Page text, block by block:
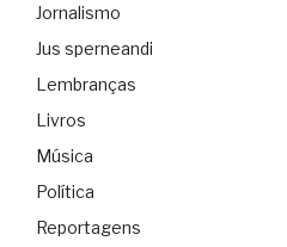
Jornalismo
Jus sperneandi
Lembranças
Livros
Música
Política
Reportagens